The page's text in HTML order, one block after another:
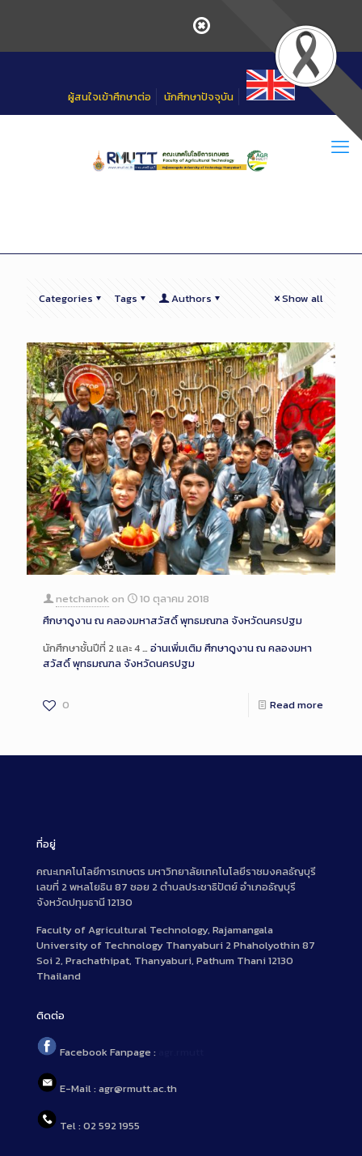
ผู้สนใจเข้าศึกษาต่อ นักศึกษาปัจจุบัน
Categories Tags Authors Show all
netchanok on
10 ตุลาคม 2018
ศึกษาดูงาน ณ คลองมหาสวัสดิ์ พุทธมณฑล จังหวัดนครปฐม
นักศึกษาชั้นปีที่ 2 และ 4 … อ่านเพิ่มเติมศึกษาดูงาน ณ คลองมหา
สวัสดิ์ พุทธมณฑล จังหวัดนครปฐม
0 Read more
ที่อยู่
คณะเทคโนโลยีการเกษตร มหาวิทยาลัยเทคโนโลยีราชมงคลธัญบุรี
เลขที่ 2 พหลโยธิน 87 ซอย 2 ตำบลประชาธิปัตย์ อำเภอธัญบุรี
จังหวัดปทุมธานี 12130
Faculty of Agricultural Technology, Rajamangala
University of Technology Thanyaburi 2 Phaholyothin 87
Soi 2, Prachathipat, Thanyaburi, Pathum Thani 12130
Thailand
ติดต่อ
Facebook Fanpage :
E-Mail : agr@rmutt.ac.th
Tel : 02 592 1955